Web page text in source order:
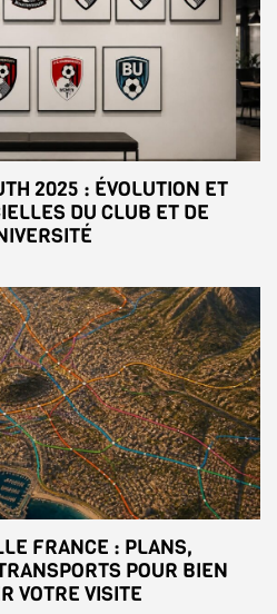
2025 : ÉVOLUTION ET
DU CLUB ET DE
FRANCE : PLANS,
POUR BIEN
VOTRE VISITE